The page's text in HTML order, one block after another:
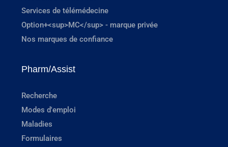
Services de télémédecine
Option+<sup>MC</sup> - marque privée
Nos marques de confiance
Pharm/Assist
Recherche
Modes d'emploi
Maladies
Formulaires